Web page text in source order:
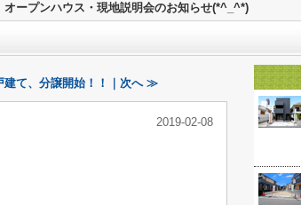
オープンハウス・現地説明会のお知らせ(*^_^*)
て、分譲開始！！｜次へ ≫
2019-02-08